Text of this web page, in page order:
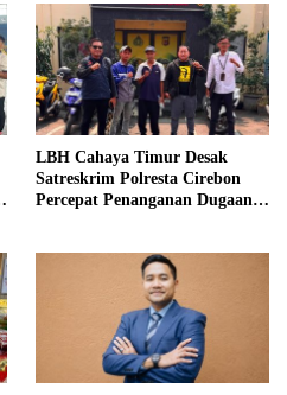
LBH Cahaya Timur Desak
Satreskrim Polresta Cirebon
Percepat Penanganan Dugaan